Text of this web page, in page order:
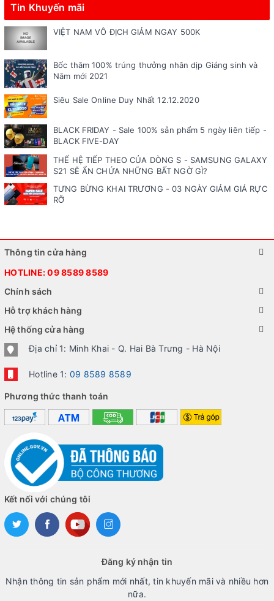
Tin Khuyến mãi
VIỆT NAM VÔ ĐỊCH GIẢM NGAY 500K
Bốc thăm 100% trúng thưởng nhân dịp Giáng sinh và
Năm mới 2021
Siêu Sale Online Duy Nhất 12.12.2020
BLACK FRIDAY - Sale 100% sản phẩm 5 ngày liên tiếp -
BLACK FIVE-DAY
THẾ HỆ TIẾP THEO CỦA DÒNG S - SAMSUNG GALAXY
S21 SẼ ẨN CHỨA NHỮNG BẤT NGỜ GÌ?
TƯNG BỪNG KHAI TRƯƠNG - 03 NGÀY GIẢM GIÁ RỰC
RỠ
Thông tin cửa hàng
HOTLINE:09 8589 8589
Chính sách
Hỗ trợ khách hàng
Hệ thống cửa hàng
Địa chỉ 1: Minh Khai - Q. Hai Bà Trưng - Hà Nội
Hotline 1: 09 8589 8589
Phương thức thanh toán
Kết nối với chúng tôi
Đăng ký nhận tin
Nhận thông tin sản phẩm mới nhất, tin khuyến mãi và nhiều hơn
nữa.